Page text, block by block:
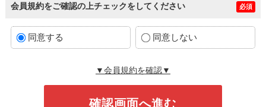
会員規約をご確認の上チェックをしてください 必須
同意する 同意しない
▼会員規約を確認▼